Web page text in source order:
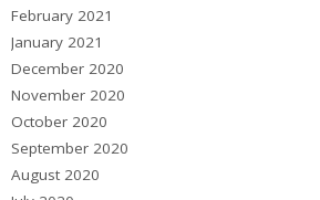
February 2021
January 2021
December 2020
November 2020
October 2020
September 2020
August 2020